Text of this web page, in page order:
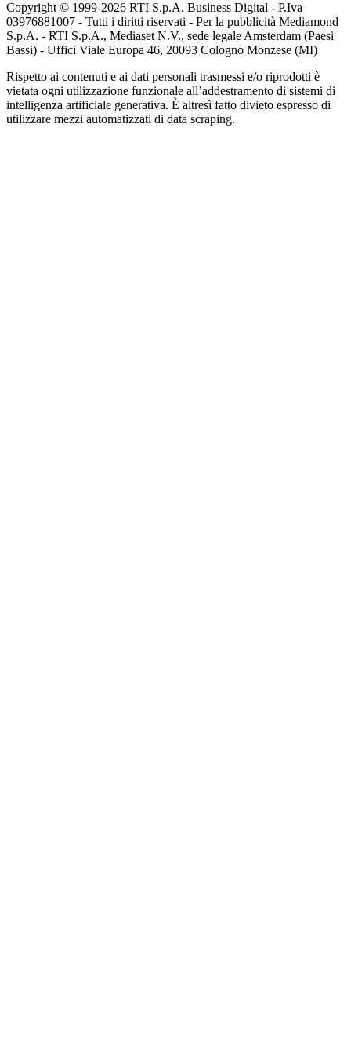
Copyright © 1999-2026 RTI S.p.A. Business Digital - P.Iva
03976881007 - Tutti i diritti riservati - Per la pubblicità Mediamond
S.p.A. - RTI S.p.A., Mediaset N.V., sede legale Amsterdam (Paesi
Bassi) - Uffici Viale Europa 46, 20093 Cologno Monzese (MI)
Rispetto ai contenuti e ai dati personali trasmessi e/o riprodotti è
vietata ogni utilizzazione funzionale all’addestramento di sistemi di
intelligenza artificiale generativa. È altresì fatto divieto espresso di
utilizzare mezzi automatizzati di data scraping.